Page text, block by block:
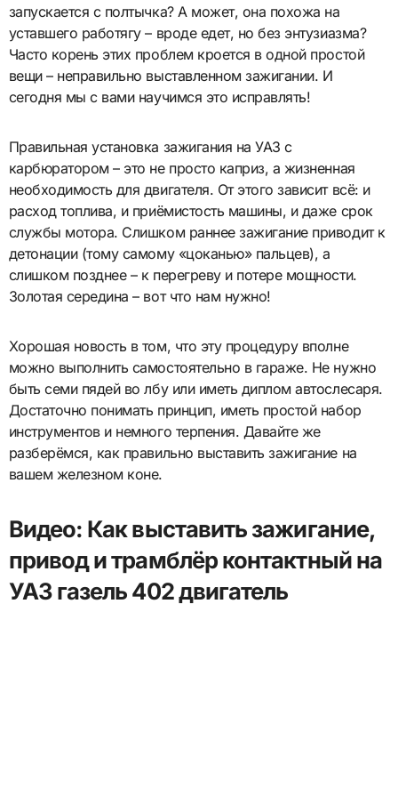
запускается с полтычка? А может, она похожа на
уставшего работягу – вроде едет, но без энтузиазма?
Часто корень этих проблем кроется в одной простой
вещи – неправильно выставленном зажигании. И
сегодня мы с вами научимся это исправлять!
Правильная установка зажигания на УАЗ с
карбюратором – это не просто каприз, а жизненная
необходимость для двигателя. От этого зависит всё: и
расход топлива, и приёмистость машины, и даже срок
службы мотора. Слишком раннее зажигание приводит к
детонации (тому самому «цоканью» пальцев), а
слишком позднее – к перегреву и потере мощности.
Золотая середина – вот что нам нужно!
Хорошая новость в том, что эту процедуру вполне
можно выполнить самостоятельно в гараже. Не нужно
быть семи пядей во лбу или иметь диплом автослесаря.
Достаточно понимать принцип, иметь простой набор
инструментов и немного терпения. Давайте же
разберёмся, как правильно выставить зажигание на
вашем железном коне.
Видео: Как выставить зажигание,
привод и трамблёр контактный на
УАЗ газель 402 двигатель